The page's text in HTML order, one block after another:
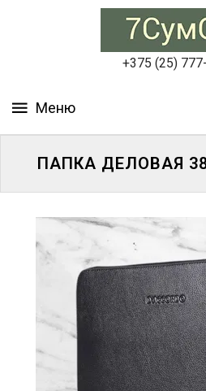
+375 (25)
МУЖСКИЕ
ПОРТФЕЛИ
ДЕЛОВЫЕ
ПАПКА ДЕЛОВАЯ